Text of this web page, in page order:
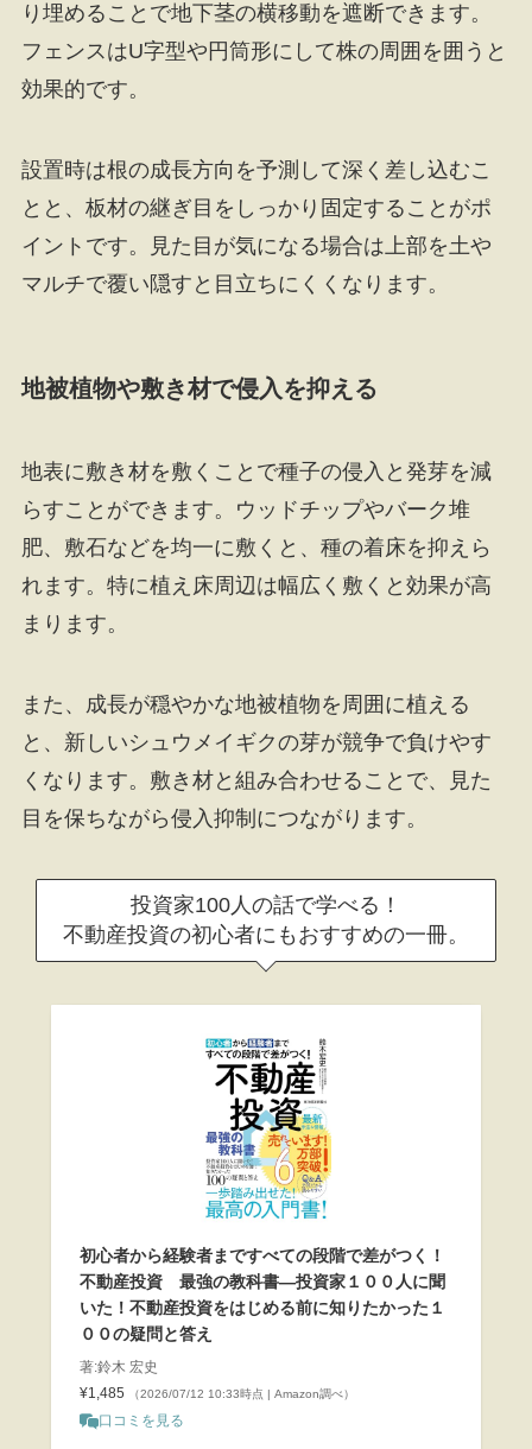
り埋めることで地下茎の横移動を遮断できます。
フェンスはU字型や円筒形にして株の周囲を囲うと
効果的です。
設置時は根の成長方向を予測して深く差し込むこ
とと、板材の継ぎ目をしっかり固定することがポ
イントです。見た目が気になる場合は上部を土や
マルチで覆い隠すと目立ちにくくなります。
地被植物や敷き材で侵入を抑える
地表に敷き材を敷くことで種子の侵入と発芽を減
らすことができます。ウッドチップやバーク堆
肥、敷石などを均一に敷くと、種の着床を抑えら
れます。特に植え床周辺は幅広く敷くと効果が高
まります。
また、成長が穏やかな地被植物を周囲に植える
と、新しいシュウメイギクの芽が競争で負けやす
くなります。敷き材と組み合わせることで、見た
目を保ちながら侵入抑制につながります。
投資家100人の話で学べる！
不動産投資の初心者にもおすすめの一冊。
初心者から経験者まですべての段階で差がつく！
不動産投資 最強の教科書―投資家１００人に聞
いた！不動産投資をはじめる前に知りたかった１
００の疑問と答え
著:鈴木 宏史
¥1,485
（2026/07/12 10:33時点 | Amazon調べ）
口コミを見る